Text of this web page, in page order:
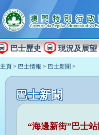
巴士歷史 現況及展望
主頁 > 巴士情報 > 巴士新聞 >
巴士新聞
“海邊新街”巴士